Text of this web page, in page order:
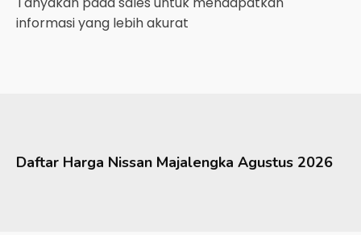
informasi yang lebih akurat
Daftar Harga Nissan Majalengka Agustus 2026